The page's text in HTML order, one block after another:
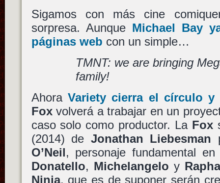
Sigamos con más cine
sorpresa. Aunque Michael Bay
páginas web con un simple…
TMNT: we are bringing
family!
Ahora Variety cierra el círculo y
Foxvolverá a trabajar en un
caso solo como productor. La Fox
(2014) de Jonathan Liebesman
O’Neil, personaje fundamental
Donatello, Michelangelo y
Ninja, que es de suponer serán